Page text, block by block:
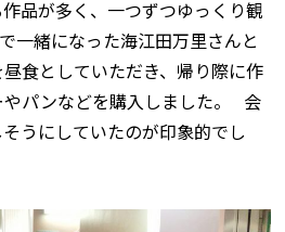
品が多く、一つずつゆっくり観
一緒になった海江田万里さんと
食としていただき、帰り際に作
パンなどを購入しました。 会
うにしていたのが印象的でし